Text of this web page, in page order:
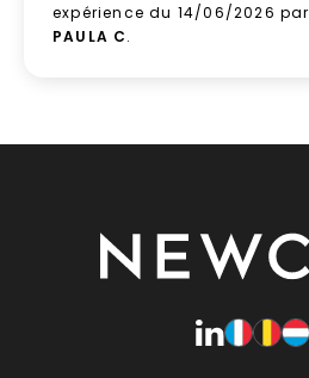
expérience du 14/06/2026 par
PAULA C.